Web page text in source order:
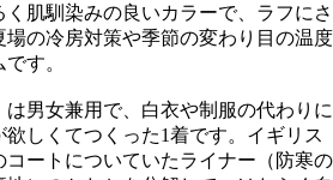
肌馴染みの良いカラーで、ラフにさ
場の冷房対策や季節の変わり目の温度
す。
は男女兼用で、白衣や制服の代わりに
しくてつくった1着です。イギリス
ートについていたライナー（防寒の